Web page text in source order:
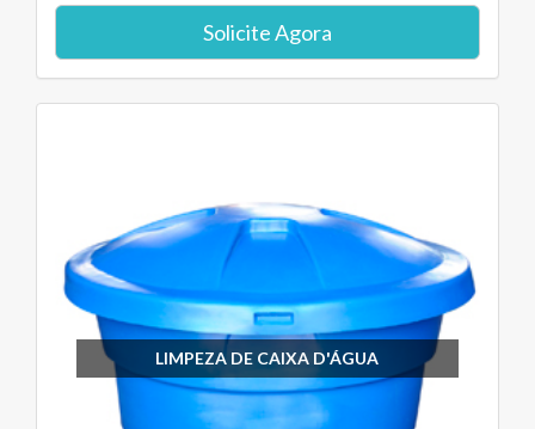
Solicite Agora
LIMPEZA DE CAIXA D'ÁGUA